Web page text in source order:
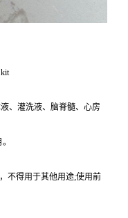
、灌洗液、脑脊髓、心房
不得用于其他用途;使用前